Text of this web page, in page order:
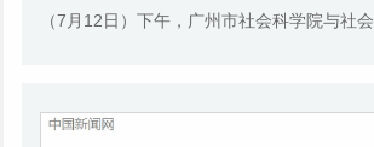
（7月12日）下午，广州市社会科学院与社